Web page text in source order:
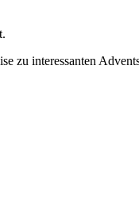
zu interessanten